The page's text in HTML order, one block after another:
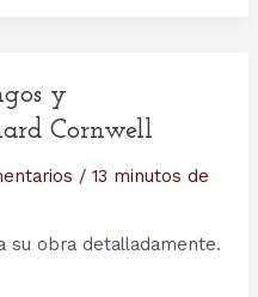
y
Cornwell
/ 13 minutos de
su obra detalladamente.